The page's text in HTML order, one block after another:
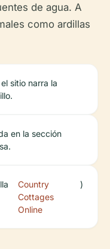
de agua. A
como ardillas
sitio narra la
en la sección
Country
Cottages
Online
)